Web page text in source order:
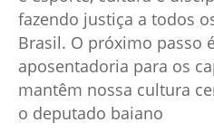
fazendo justiça a todos
Brasil. O próximo passo
aposentadoria para os
mantêm nossa cultura
o deputado baiano